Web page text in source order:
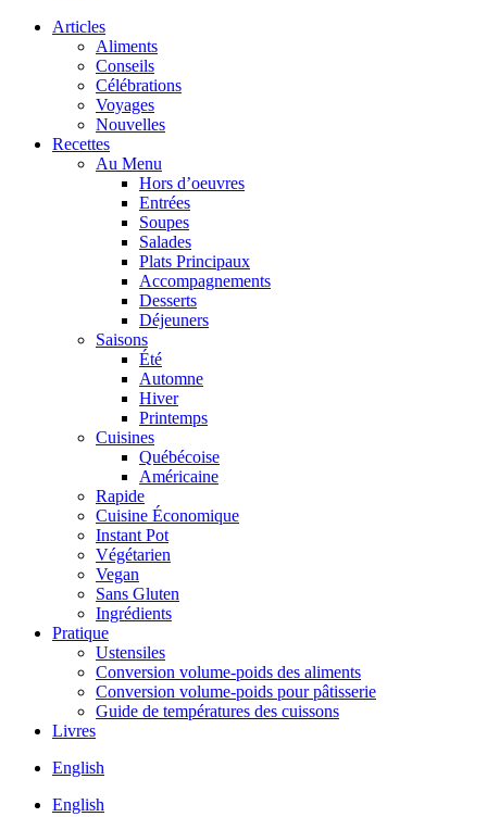
Articles
Aliments
Conseils
Célébrations
Voyages
Nouvelles
Recettes
Au Menu
Hors d’oeuvres
Entrées
Soupes
Salades
Plats Principaux
Accompagnements
Desserts
Déjeuners
Saisons
Été
Automne
Hiver
Printemps
Cuisines
Québécoise
Américaine
Rapide
Cuisine Économique
Instant Pot
Végétarien
Vegan
Sans Gluten
Ingrédients
Pratique
Ustensiles
Conversion volume-poids des aliments
Conversion volume-poids pour pâtisserie
Guide de températures des cuissons
Livres
English
English